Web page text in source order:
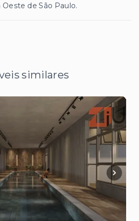
de São Paulo.
similares